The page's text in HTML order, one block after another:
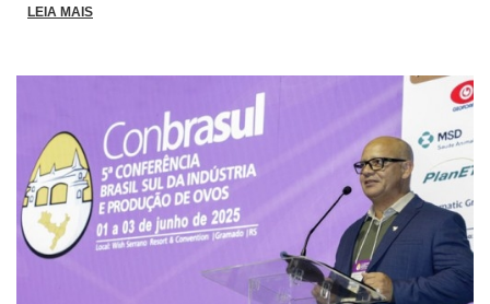
LEIA MAIS